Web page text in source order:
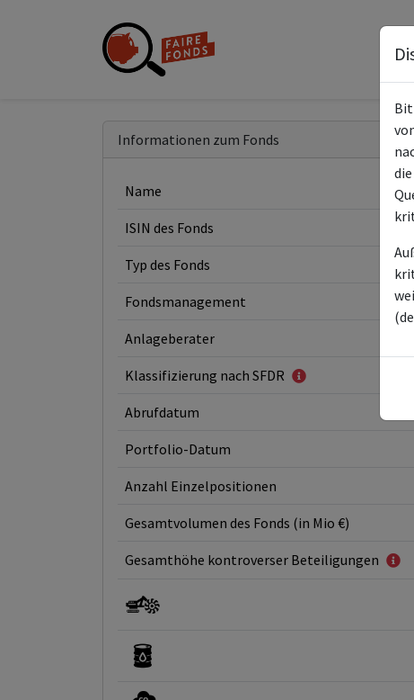
Informationen zum Fonds
Name
ISIN des Fonds
Typ des Fonds
Fondsmanagement
Anlageberater
Klassifizierung nach SFDR
Abrufdatum
Portfolio-Datum
Anzahl Einzelpositionen
Gesamtvolumen des Fonds (in Mio €)
Gesamthöhe kontroverser Beteiligungen